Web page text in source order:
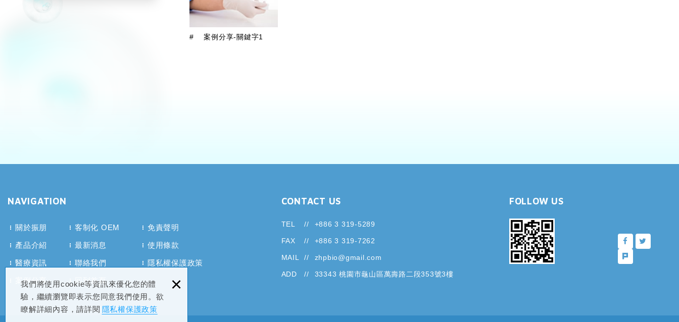
我們將使用cookie等資訊來優化您的體
驗，繼續瀏覽即表示您同意我們使用。欲
瞭解詳細內容，請詳閱 隱私權保護政策
×
# 案例分享-關鍵字1
NAVIGATION
關於振朋
產品介紹
醫療資訊
案例分享
客制化 OEM
最新消息
聯絡我們
回到首頁
免責聲明
使用條款
隱私權保護政策
CONTACT US
TEL +886 3 319-5289
FAX +886 3 319-7262
MAIL zhpbio@gmail.com
ADD 33343 桃園市龜山區萬壽路二段353號3樓
FOLLOW US